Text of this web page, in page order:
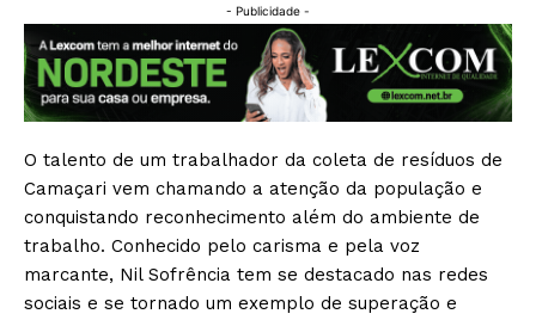
- Publicidade -
O talento de um trabalhador da coleta de resíduos de
Camaçari vem chamando a atenção da população e
conquistando reconhecimento além do ambiente de
trabalho. Conhecido pelo carisma e pela voz
marcante, Nil Sofrência tem se destacado nas redes
sociais e se tornado um exemplo de superação e